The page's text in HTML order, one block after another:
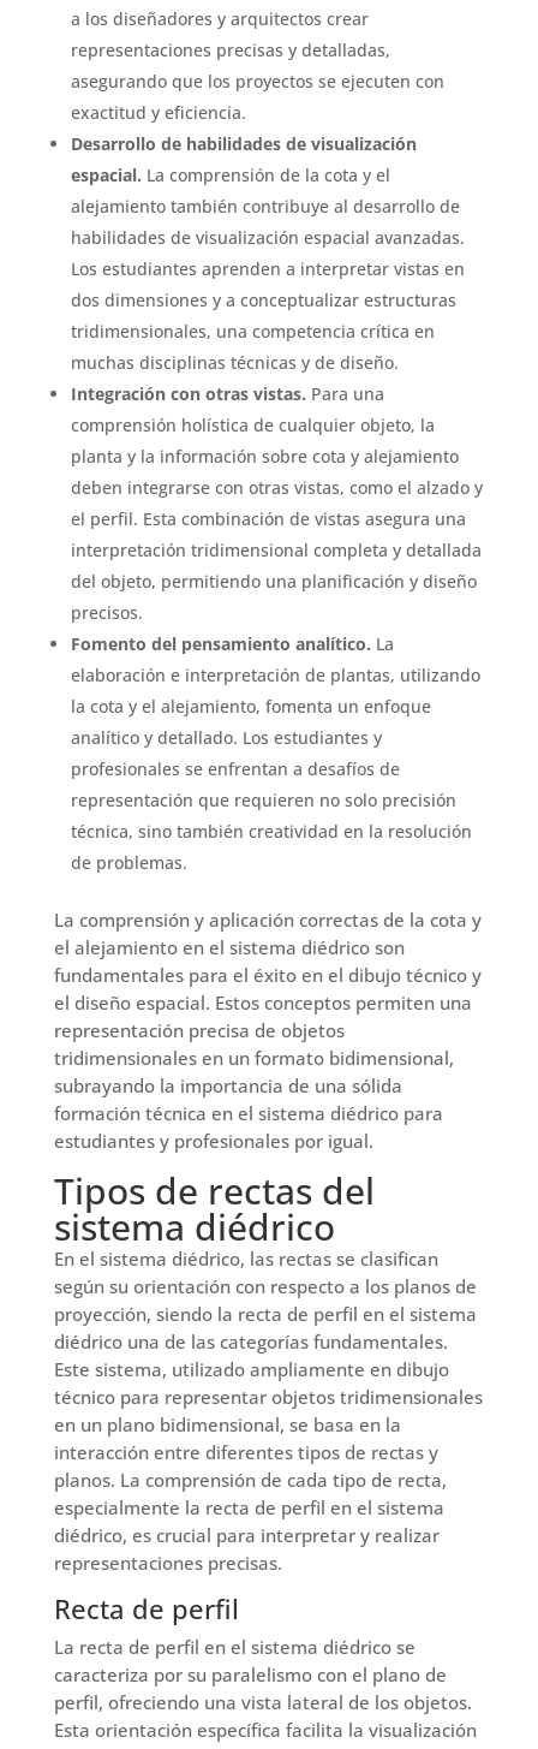
a los diseñadores y arquitectos crear
representaciones precisas y detalladas,
asegurando que los proyectos se ejecuten con
exactitud y eficiencia.
Desarrollo de habilidades de visualización
espacial. La comprensión de la cota y el
alejamiento también contribuye al desarrollo de
habilidades de visualización espacial avanzadas.
Los estudiantes aprenden a interpretar vistas en
dos dimensiones y a conceptualizar estructuras
tridimensionales, una competencia crítica en
muchas disciplinas técnicas y de diseño.
Integración con otras vistas. Para una
comprensión holística de cualquier objeto, la
planta y la información sobre cota y alejamiento
deben integrarse con otras vistas, como el alzado y
el perfil. Esta combinación de vistas asegura una
interpretación tridimensional completa y detallada
del objeto, permitiendo una planificación y diseño
precisos.
Fomento del pensamiento analítico. La
elaboración e interpretación de plantas, utilizando
la cota y el alejamiento, fomenta un enfoque
analítico y detallado. Los estudiantes y
profesionales se enfrentan a desafíos de
representación que requieren no solo precisión
técnica, sino también creatividad en la resolución
de problemas.
La comprensión y aplicación correctas de la cota y
el alejamiento en el sistema diédrico son
fundamentales para el éxito en el dibujo técnico y
el diseño espacial. Estos conceptos permiten una
representación precisa de objetos
tridimensionales en un formato bidimensional,
subrayando la importancia de una sólida
formación técnica en el sistema diédrico para
estudiantes y profesionales por igual.
Tipos de rectas del
sistema diédrico
En el sistema diédrico, las rectas se clasifican
según su orientación con respecto a los planos de
proyección, siendo la recta de perfil en el sistema
diédrico una de las categorías fundamentales.
Este sistema, utilizado ampliamente en dibujo
técnico para representar objetos tridimensionales
en un plano bidimensional, se basa en la
interacción entre diferentes tipos de rectas y
planos. La comprensión de cada tipo de recta,
especialmente la recta de perfil en el sistema
diédrico, es crucial para interpretar y realizar
representaciones precisas.
Recta de perfil
La recta de perfil en el sistema diédrico se
caracteriza por su paralelismo con el plano de
perfil, ofreciendo una vista lateral de los objetos.
Esta orientación específica facilita la visualización